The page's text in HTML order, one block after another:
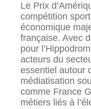
Le Prix
compétition
économique
française. Avec
pour
acteurs du
essentiel autour
médiatisation
comme France
métiers liés à